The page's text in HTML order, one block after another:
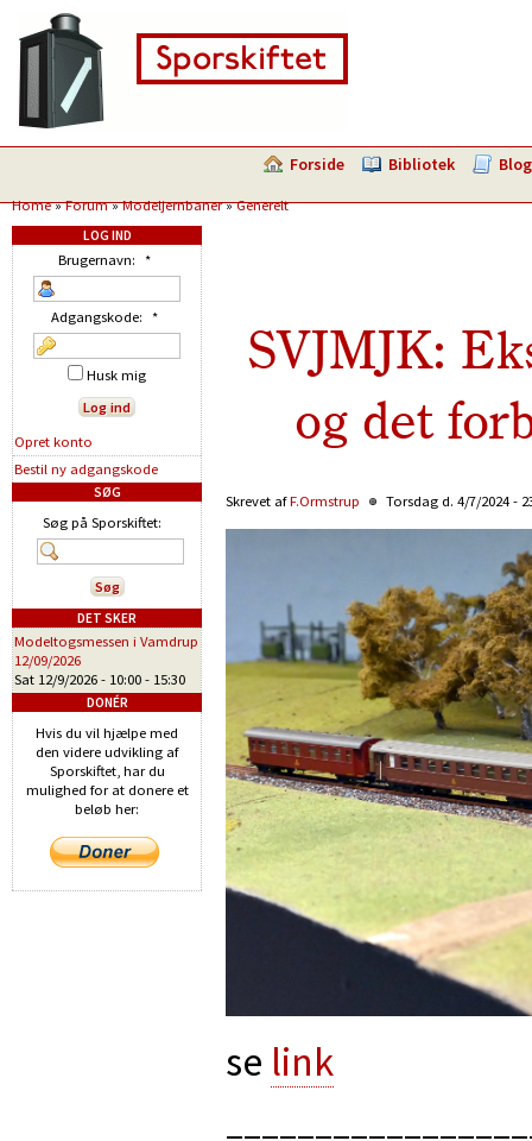
Forside Bibliotek Blog
Home»Forum»Modeljernbaner»Generelt
SVJMJK:
og det
Skrevet afF.Ormstrup Torsdag d. 4/7/2024 -
se link
LOG IND
Brugernavn: *
Adgangskode: *
Husk mig
Opret konto
Bestil ny adgangskode
SØG
Søg på Sporskiftet:
DET SKER
Modeltogsmessen i Vamdrup
12/09/2026
Sat 12/9/2026 - 10:00 - 15:30
DONÉR
Hvis du vil hjælpe med
den videre udvikling af
Sporskiftet, har du
mulighed for at donere et
beløb her: